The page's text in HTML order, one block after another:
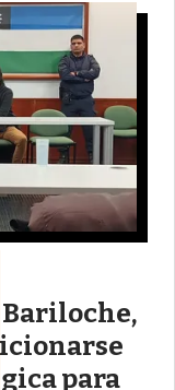
Bariloche,
para